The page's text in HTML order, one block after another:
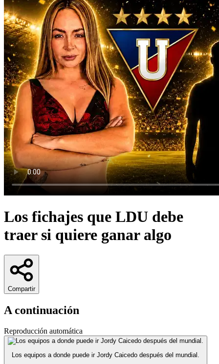
Los fichajes que LDU debe
traer si quiere ganar algo
Compartir
A continuación
Reproducción automática
Los equipos a donde puede ir Jordy Caicedo después del mundial.